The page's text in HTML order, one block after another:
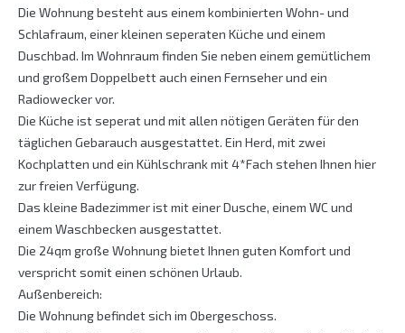
Die Wohnung besteht aus einem kombinierten Wohn- und
Schlafraum, einer kleinen seperaten Küche und einem
Duschbad. Im Wohnraum finden Sie neben einem gemütlichem
und großem Doppelbett auch einen Fernseher und ein
Radiowecker vor.
Die Küche ist seperat und mit allen nötigen Geräten für den
täglichen Gebarauch ausgestattet. Ein Herd, mit zwei
Kochplatten und ein Kühlschrank mit 4*Fach stehen Ihnen hier
zur freien Verfügung.
Das kleine Badezimmer ist mit einer Dusche, einem WC und
einem Waschbecken ausgestattet.
Die 24qm große Wohnung bietet Ihnen guten Komfort und
verspricht somit einen schönen Urlaub.
Außenbereich:
Die Wohnung befindet sich im Obergeschoss.